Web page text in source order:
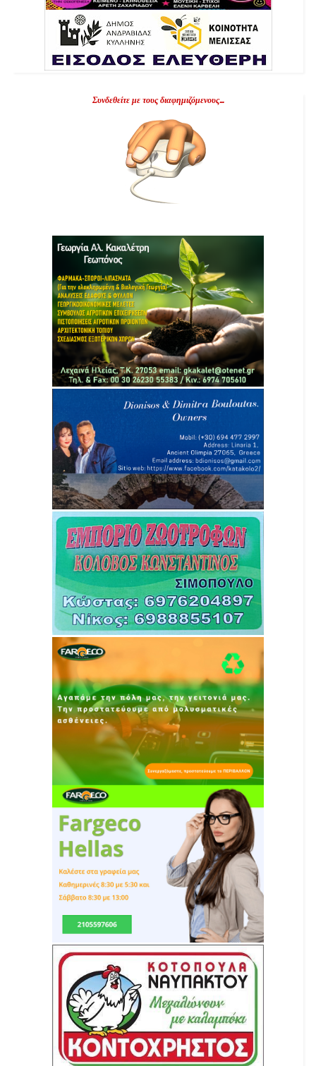
Συνδεθείτε με τους διαφημιζόμενους...